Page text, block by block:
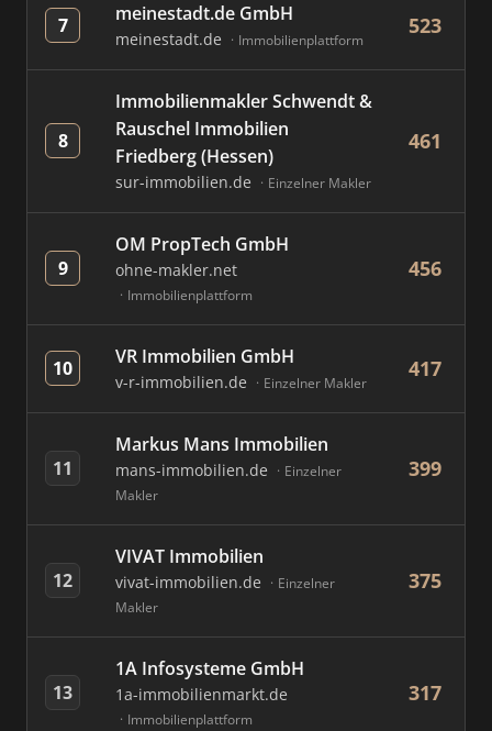
7 meinestadt.de GmbH
meinestadt.de Immobilienplattform
523
8
Immobilienmakler Schwendt &
Rauschel Immobilien
Friedberg (Hessen)
sur-immobilien.de Einzelner Makler
461
9
OM PropTech GmbH
ohne-makler.net
Immobilienplattform
456
10 VR Immobilien GmbH
v-r-immobilien.de Einzelner Makler
417
11
Markus Mans Immobilien
mans-immobilien.de
Einzelner
Makler
399
12
VIVAT Immobilien
vivat-immobilien.de
Einzelner
Makler
375
13
1A Infosysteme GmbH
1a-immobilienmarkt.de
Immobilienplattform
317